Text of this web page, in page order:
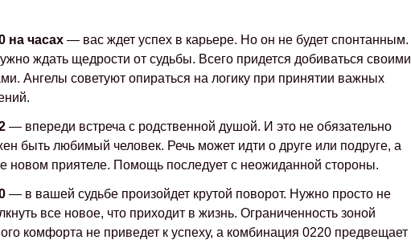
на часах— вас ждет успех в карьере. Но он не будет спонтанным.
ждать щедрости от судьбы. Всего придется добиваться своими
Ангелы советуют опираться на логику при принятии важных
— впереди встреча с родственной душой. И это не обязательно
быть любимый человек. Речь может идти о друге или подруге, а
новом приятеле. Помощь последует с неожиданной стороны.
— в вашей судьбе произойдет крутой поворот. Нужно просто не
все новое, что приходит в жизнь. Ограниченность зоной
комфорта не приведет к успеху, а комбинация 0220 предвещает